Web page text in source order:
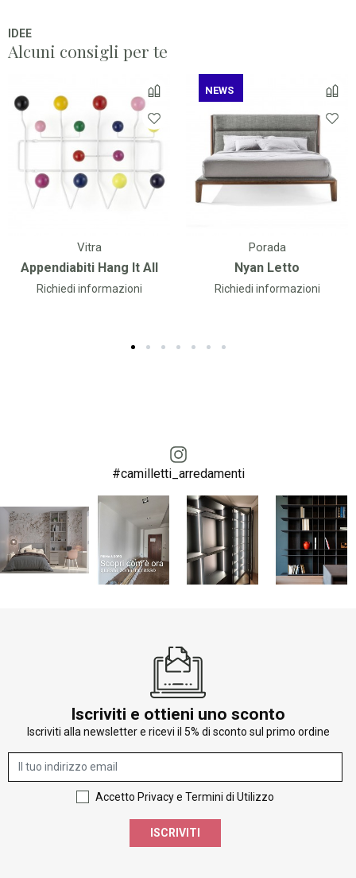
IDEE
Alcuni consigli per te
Vitra
Appendiabiti Hang It All
Richiedi informazioni
Porada
Nyan Letto
NEWS
Richiedi informazioni
#camilletti_arredamenti
Iscriviti e ottieni uno sconto
Iscriviti alla newsletter e ricevi il 5% di sconto sul primo ordine
Accetto Privacy e Termini di Utilizzo
ISCRIVITI